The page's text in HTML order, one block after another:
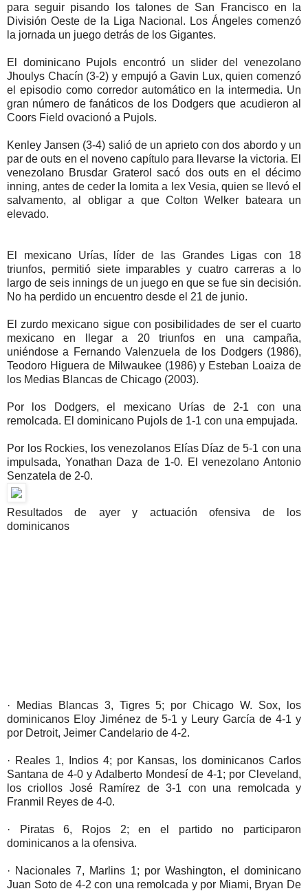
para seguir pisando los talones de San Francisco en la
División Oeste de la Liga Nacional. Los Ángeles comenzó
la jornada un juego detrás de los Gigantes.
El dominicano Pujols encontró un slider del venezolano
Jhoulys Chacín (3-2) y empujó a Gavin Lux, quien comenzó
el episodio como corredor automático en la intermedia. Un
gran número de fanáticos de los Dodgers que acudieron al
Coors Field ovacionó a Pujols.
Kenley Jansen (3-4) salió de un aprieto con dos abordo y un
par de outs en el noveno capítulo para llevarse la victoria. El
venezolano Brusdar Graterol sacó dos outs en el décimo
inning, antes de ceder la lomita a lex Vesia, quien se llevó el
salvamento, al obligar a que Colton Welker bateara un
elevado.
El mexicano Urías, líder de las Grandes Ligas con 18
triunfos, permitió siete imparables y cuatro carreras a lo
largo de seis innings de un juego en que se fue sin decisión.
No ha perdido un encuentro desde el 21 de junio.
El zurdo mexicano sigue con posibilidades de ser el cuarto
mexicano en llegar a 20 triunfos en una campaña,
uniéndose a Fernando Valenzuela de los Dodgers (1986),
Teodoro Higuera de Milwaukee (1986) y Esteban Loaiza de
los Medias Blancas de Chicago (2003).
Por los Dodgers, el mexicano Urías de 2-1 con una
remolcada. El dominicano Pujols de 1-1 con una empujada.
Por los Rockies, los venezolanos Elías Díaz de 5-1 con una
impulsada, Yonathan Daza de 1-0. El venezolano Antonio
Senzatela de 2-0.
Resultados de ayer y actuación ofensiva de los
dominicanos
· Medias Blancas 3, Tigres 5; por Chicago W. Sox, los
dominicanos Eloy Jiménez de 5-1 y Leury García de 4-1 y
por Detroit, Jeimer Candelario de 4-2.
· Reales 1, Indios 4; por Kansas, los dominicanos Carlos
Santana de 4-0 y Adalberto Mondesí de 4-1; por Cleveland,
los criollos José Ramírez de 3-1 con una remolcada y
Franmil Reyes de 4-0.
· Piratas 6, Rojos 2; en el partido no participaron
dominicanos a la ofensiva.
· Nacionales 7, Marlins 1; por Washington, el dominicano
Juan Soto de 4-2 con una remolcada y por Miami, Bryan De